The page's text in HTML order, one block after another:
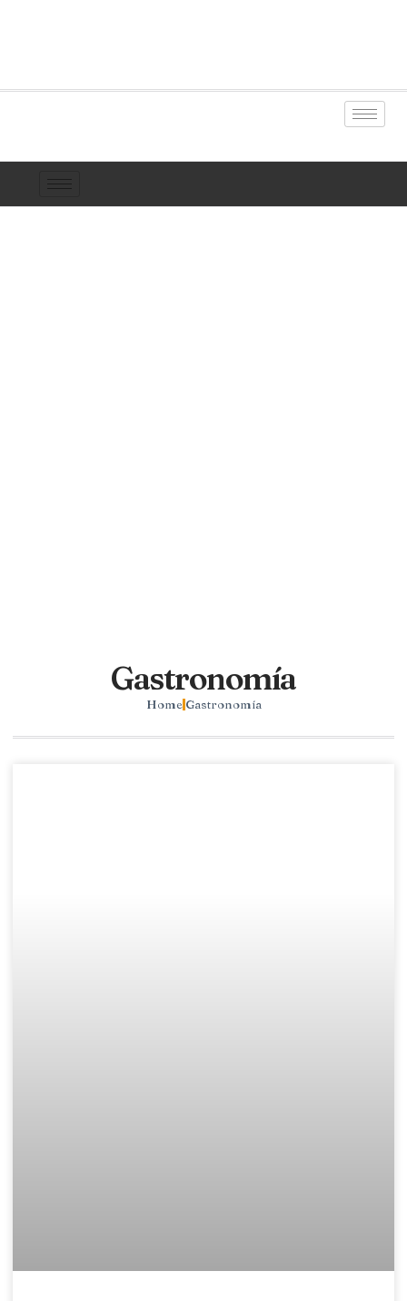
Gastronomía
Home Gastronomía